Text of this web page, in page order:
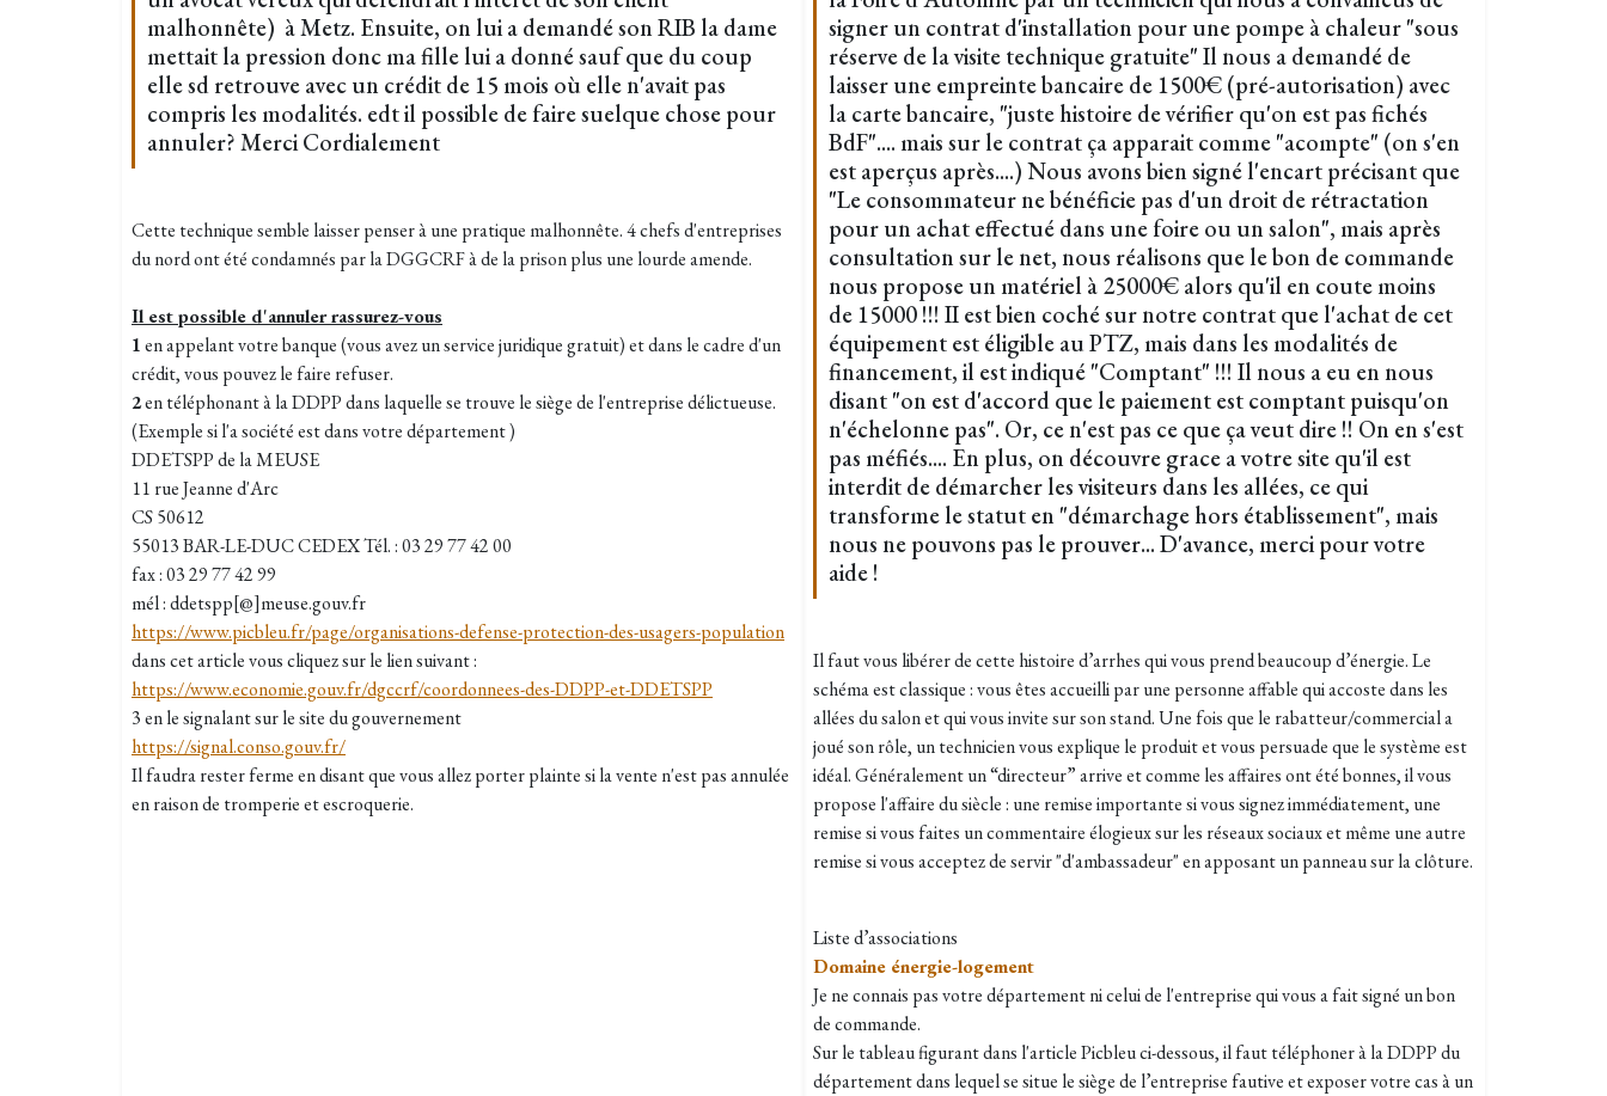
malhonnête) à Metz. Ensuite, on lui a demandé son RIB la dame
mettait la pression donc ma fille lui a donné sauf que du coup
elle sd retrouve avec un crédit de 15 mois où elle n'avait pas
compris les modalités. edt il possible de faire suelque chose pour
annuler? Merci Cordialement
Cette technique semble laisser penser à une pratique malhonnête. 4 chefs d'entreprises
du nord ont été condamnés par la DGGCRF à de la prison plus une lourde amende.
Il est possible d'annuler rassurez-vous
1en appelant votre banque (vous avez un service juridique gratuit) et dans le cadre d'un
crédit, vous pouvez le faire refuser.
2en téléphonant à la DDPP dans laquelle se trouve le siège de l'entreprise délictueuse.
(Exemple si l'a société est dans votre département )
DDETSPP de la MEUSE
11 rue Jeanne d'Arc
CS 50612
55013 BAR-LE-DUC CEDEX Tél. : 03 29 77 42 00
fax : 03 29 77 42 99
mél : ddetspp[@]meuse.gouv.fr
https://www.picbleu.fr/page/organisations-defense-protection-des-usagers-population
dans cet article vous cliquez sur le lien suivant :
https://www.economie.gouv.fr/dgccrf/coordonnees-des-DDPP-et-DDETSPP
3 en le signalant sur le site du gouvernement
https://signal.conso.gouv.fr/
Il faudra rester ferme en disant que vous allez porter plainte si la vente n'est pas annulée
en raison de tromperie et escroquerie.
signer un contrat d'installation pour une pompe à chaleur "sous
réserve de la visite technique gratuite" Il nous a demandé de
laisser une empreinte bancaire de 1500€ (pré-autorisation) avec
la carte bancaire, "juste histoire de vérifier qu'on est pas fichés
BdF".... mais sur le contrat ça apparait comme "acompte" (on s'en
est aperçus après....) Nous avons bien signé l'encart précisant que
"Le consommateur ne bénéficie pas d'un droit de rétractation
pour un achat effectué dans une foire ou un salon", mais après
consultation sur le net, nous réalisons que le bon de commande
nous propose un matériel à 25000€ alors qu'il en coute moins
de 15000 !!! II est bien coché sur notre contrat que l'achat de cet
équipement est éligible au PTZ, mais dans les modalités de
financement, il est indiqué "Comptant" !!! Il nous a eu en nous
disant "on est d'accord que le paiement est comptant puisqu'on
n'échelonne pas". Or, ce n'est pas ce que ça veut dire !! On en s'est
pas méfiés.... En plus, on découvre grace a votre site qu'il est
interdit de démarcher les visiteurs dans les allées, ce qui
transforme le statut en "démarchage hors établissement", mais
nous ne pouvons pas le prouver... D'avance, merci pour votre
aide !
Il faut vous libérer de cette histoire d’arrhes qui vous prend beaucoup d’énergie. Le
schéma est classique : vous êtes accueilli par une personne affable qui accoste dans les
allées du salon et qui vous invite sur son stand. Une fois que le rabatteur/commercial a
joué son rôle, un technicien vous explique le produit et vous persuade que le système est
idéal. Généralement un “directeur” arrive et comme les affaires ont été bonnes, il vous
propose l'affaire du siècle : une remise importante si vous signez immédiatement, une
remise si vous faites un commentaire élogieux sur les réseaux sociaux et même une autre
remise si vous acceptez de servir "d'ambassadeur" en apposant un panneau sur la clôture.
Liste d’associations
Domaine énergie-logement
Je ne connais pas votre département ni celui de l'entreprise qui vous a fait signé un bon
de commande.
Sur le tableau figurant dans l'article Picbleu ci-dessous, il faut téléphoner à la DDPP du
département dans lequel se situe le siège de l’entreprise fautive et exposer votre cas à un